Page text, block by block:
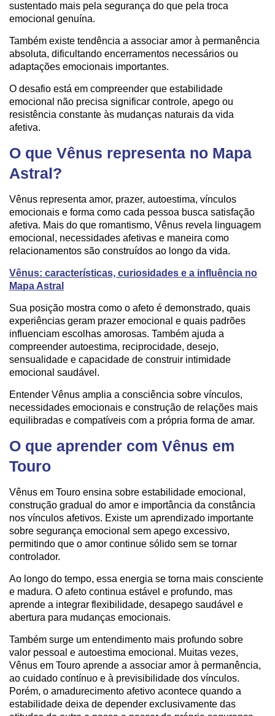
sustentado mais pela segurança do que pela troca
emocional genuína.
Também existe tendência a associar amor à permanência
absoluta, dificultando encerramentos necessários ou
adaptações emocionais importantes.
O desafio está em compreender que estabilidade
emocional não precisa significar controle, apego ou
resistência constante às mudanças naturais da vida
afetiva.
O que Vênus representa no Mapa
Astral?
Vênus representa amor, prazer, autoestima, vínculos
emocionais e forma como cada pessoa busca satisfação
afetiva. Mais do que romantismo, Vênus revela linguagem
emocional, necessidades afetivas e maneira como
relacionamentos são construídos ao longo da vida.
Vênus: características, curiosidades e a influência no
Mapa Astral
Sua posição mostra como o afeto é demonstrado, quais
experiências geram prazer emocional e quais padrões
influenciam escolhas amorosas. Também ajuda a
compreender autoestima, reciprocidade, desejo,
sensualidade e capacidade de construir intimidade
emocional saudável.
Entender Vênus amplia a consciência sobre vínculos,
necessidades emocionais e construção de relações mais
equilibradas e compatíveis com a própria forma de amar.
O que aprender com Vênus em
Touro
Vênus em Touro ensina sobre estabilidade emocional,
construção gradual do amor e importância da constância
nos vínculos afetivos. Existe um aprendizado importante
sobre segurança emocional sem apego excessivo,
permitindo que o amor continue sólido sem se tornar
controlador.
Ao longo do tempo, essa energia se torna mais consciente
e madura. O afeto continua estável e profundo, mas
aprende a integrar flexibilidade, desapego saudável e
abertura para mudanças emocionais.
Também surge um entendimento mais profundo sobre
valor pessoal e autoestima emocional. Muitas vezes,
Vênus em Touro aprende a associar amor à permanência,
ao cuidado contínuo e à previsibilidade dos vínculos.
Porém, o amadurecimento afetivo acontece quando a
estabilidade deixa de depender exclusivamente das